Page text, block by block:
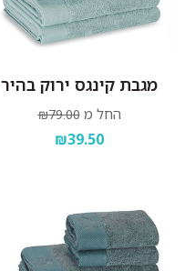
מגבת קינגס ירוק בהיר
החל מ ₪79.00
₪39.50